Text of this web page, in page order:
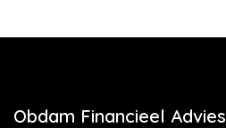
Obdam Financieel Advies